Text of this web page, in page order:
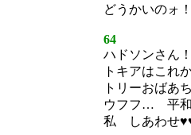
どうかいのォ
64
ハドソンさん
トキアはこれ
トリーおばあ
ウフフ… 平和
私 しあわせ